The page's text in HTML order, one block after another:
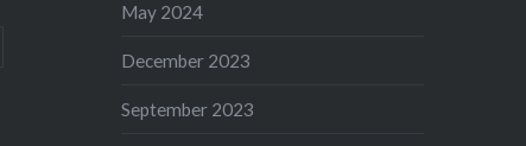
May 2024
December 2023
September 2023